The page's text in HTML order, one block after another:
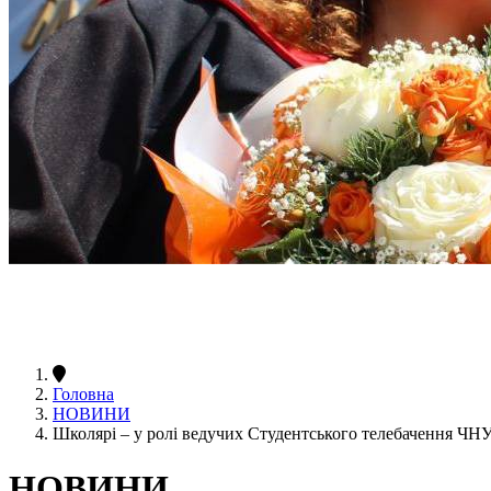
Головна
НОВИНИ
Школярі – у ролі ведучих Студентського телебачення